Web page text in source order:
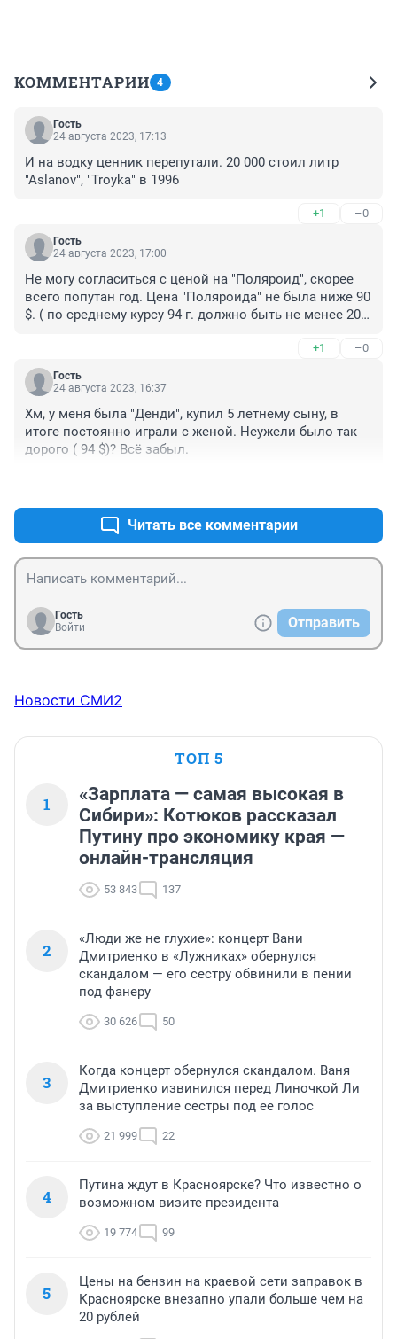
КОММЕНТАРИИ 4
Гость
24 августа 2023, 17:13
И на водку ценник перепутали. 20 000 стоил литр
"Aslanov", "Troyka" в 1996
+1 –0
Гость
24 августа 2023, 17:00
Не могу согласиться с ценой на "Поляроид", скорее
всего попутан год. Цена "Поляроида" не была ниже 90
$. ( по среднему курсу 94 г. должно быть не менее 200
(1994) = 80 руб.., хлеб = от 800 р. В статье "Поляроид" =
110 руб, фотоаппарат по цене 1,5 коробка спичек?
+1 –0
Гость
24 августа 2023, 16:37
Хм, у меня была "Денди", купил 5 летнему сыну, в
итоге постоянно играли с женой. Неужели было так
дорого ( 94 $)? Всё забыл.
Читать все комментарии
Гость
Войти
Отправить
Новости СМИ2
ТОП 5
1
«Зарплата — самая высокая в
Сибири»: Котюков рассказал
Путину про экономику края —
онлайн-трансляция
53 843 137
2
«Люди же не глухие»: концерт Вани
Дмитриенко в «Лужниках» обернулся
скандалом — его сестру обвинили в пении
под фанеру
30 626 50
3
Когда концерт обернулся скандалом. Ваня
Дмитриенко извинился перед Линочкой Ли
за выступление сестры под ее голос
21 999 22
4
Путина ждут в Красноярске? Что известно о
возможном визите президента
19 774 99
5
Цены на бензин на краевой сети заправок в
Красноярске внезапно упали больше чем на
20 рублей